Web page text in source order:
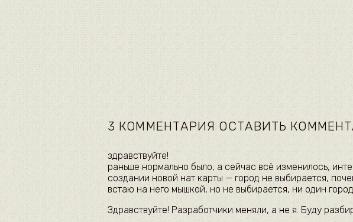
3 КОММЕНТАРИЯ ОСТАВИТЬ
здравствуйте!
раньше нормально было, а сейчас всё изменилось,
создании новой нат карты — город не выбирается,
встаю на него мышкой, но не выбирается, ни один
Здравствуйте! Разработчики меняли, а не я. Буду